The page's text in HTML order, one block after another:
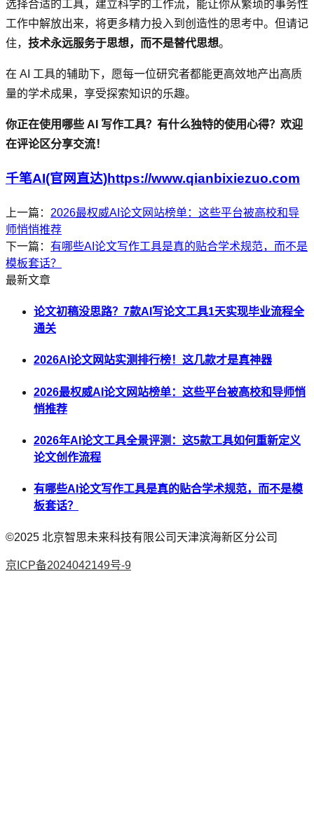
选择合适的工具，建立科学的工作流，能让你从繁琐的事务性
工作中解放出来，将更多精力投入到创造性的思考中。但请记
住， 技术永远服务于思想，而不是替代思想。
在 AI 工具的辅助下，愿每一位研究者都能更高效地产出高质
量的学术成果，享受探索知识的乐趣。
你正在使用哪些 AI 写作工具？有什么独特的使用心得？欢迎
在评论区分享交流！
千笔AI(官网直达)https://www.qianbixiezuo.com
上一篇： 2026最权威AI论文网站榜单：这些平台被高校和导
师悄悄推荐
下一篇： 有哪些AI论文写作工具是真的贴合学术规范，而不是
模板套话？
最新文章
论文初稿没思路？7款AI写论文工具1天实现毕业流程全
通关
2026AI论文网站实测排行榜！这几款才是真神器
2026最权威AI论文网站榜单：这些平台被高校和导师悄
悄推荐
2026年AI论文工具全景评测：这5款工具如何重新定义
论文创作流程
有哪些AI论文写作工具是真的贴合学术规范，而不是模
板套话？
©2025 北京智思未来科技有限公司天津滨海新区分公司
京ICP备2024042149号-9